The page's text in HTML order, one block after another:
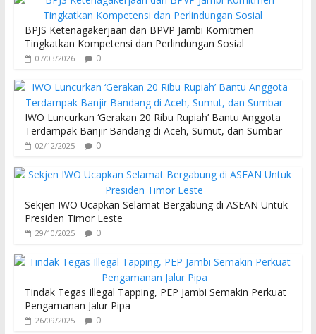
BPJS Ketenagakerjaan dan BPVP Jambi Komitmen
Tingkatkan Kompetensi dan Perlindungan Sosial
07/03/2026 0
IWO Luncurkan ‘Gerakan 20 Ribu Rupiah’ Bantu Anggota
Terdampak Banjir Bandang di Aceh, Sumut, dan Sumbar
02/12/2025 0
Sekjen IWO Ucapkan Selamat Bergabung di ASEAN Untuk
Presiden Timor Leste
29/10/2025 0
Tindak Tegas Illegal Tapping, PEP Jambi Semakin Perkuat
Pengamanan Jalur Pipa
26/09/2025 0